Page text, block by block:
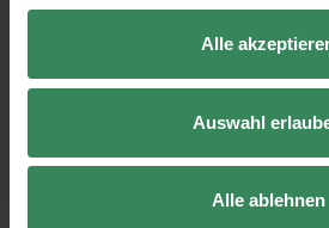
Alle
Auswahl
Alle ablehnen
Farbe 1: 1 Knäuel (1 Knäuel)
- Anleitungsheft (Sprache: deutsch)
Das gezeigte Modell ist in der Farbe
Das Set kann nur vollständig